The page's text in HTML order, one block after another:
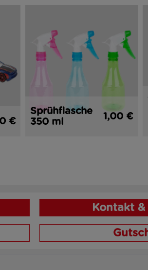
€
Sprühflasche
350 ml
1,00 €
Kontakt